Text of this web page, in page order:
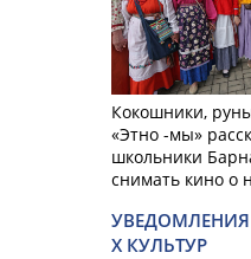
Кокошники,
«Этно -мы»
школьники
снимать кино о
УВЕДОМЛЕНИЯ
Х КУЛЬТУР